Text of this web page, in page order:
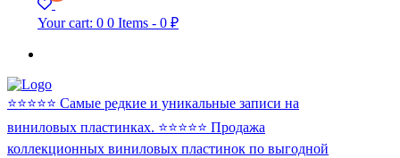
Your cart: 0 0 Items - 0 ₽
⭐️⭐️⭐️⭐️⭐️ Самые редкие и уникальные записи на
виниловых пластинках. ⭐️⭐️⭐️⭐️⭐️ Продажа
коллекционных виниловых пластинок по выгодной